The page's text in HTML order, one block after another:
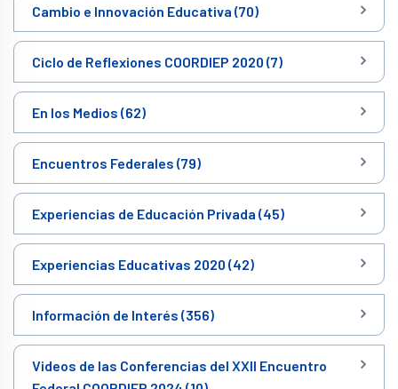
Cambio e Innovación Educativa (70)
Ciclo de Reflexiones COORDIEP 2020 (7)
En los Medios (62)
Encuentros Federales (79)
Experiencias de Educación Privada (45)
Experiencias Educativas 2020 (42)
Información de Interés (356)
Videos de las Conferencias del XXII Encuentro